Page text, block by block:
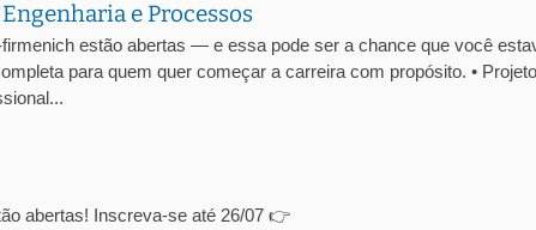
e Processos
estão abertas — e essa pode ser a chance que você
para quem quer começar a carreira com propósito. •
abertas! Inscreva-se até 26/07 👉